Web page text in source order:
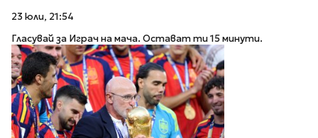
23 юли, 21:54
Гласувай за Играч на мача. Остават ти 15 минути.